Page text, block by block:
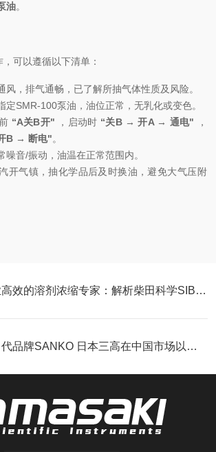
油。
可以遵循以下清单：
风，排气通畅，已了解所抽气体性质及风险。
定SMR-100泵油，油位正常，无乳化或变色。
“A关B开" ，启动时 “关B → 开A → 通电" ，
B → 断电"。
噪音/振动，油温在正常范围内。
汽开气镇，抽化学品后及时换油，避免大气压附
专业高效的溶剂浓缩专家：解析柴田科学SIBATA旋转蒸发仪R-300
我司代品牌SANKO 日本三高在中国市场以测厚仪为主